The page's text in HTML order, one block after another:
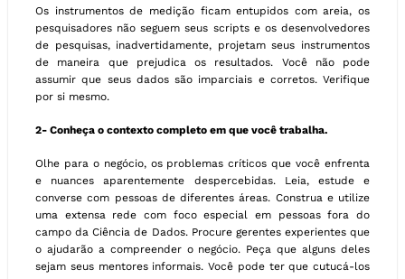
Os instrumentos de medição ficam entupidos com areia, os
pesquisadores não seguem seus scripts e os desenvolvedores
de pesquisas, inadvertidamente, projetam seus instrumentos
de maneira que prejudica os resultados. Você não pode
assumir que seus dados são imparciais e corretos. Verifique
por si mesmo.
2- Conheça o contexto completo em que você trabalha.
Olhe para o negócio, os problemas críticos que você enfrenta
e nuances aparentemente despercebidas. Leia, estude e
converse com pessoas de diferentes áreas. Construa e utilize
uma extensa rede com foco especial em pessoas fora do
campo da Ciência de Dados. Procure gerentes experientes que
o ajudarão a compreender o negócio. Peça que alguns deles
sejam seus mentores informais. Você pode ter que cutucá-los